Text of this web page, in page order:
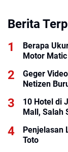
Berita
Berapa
Motor
Geger
Netizen
10 Hotel di
Mall, Salah
Penjelasan
Toto